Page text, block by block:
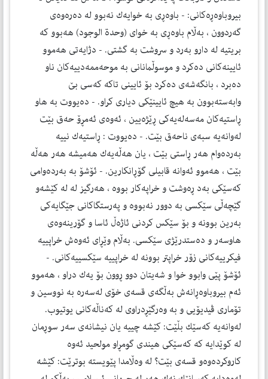
بیروباوه‌ڕه‌كانی: - باوه‌ڕی به‌ خوایه‌ك نه‌بوو له‌ ده‌ره‌وه‌ی
گه‌ردوون ، به‌ڵام باوه‌ڕی به‌ خوای (وحدة الوجود) هه‌بوو كه‌
بریتیه‌ له‌ دارو به‌رد و سروشت به‌ گشتی. - دژایه‌تی هه‌موو
ئایینه‌كانی ده‌كرد و موسوڵمانانی به‌ موحه‌ممه‌دییه‌كان ناو
ده‌برد ، بانگه‌شه‌ی ده‌كرد بۆ ئایینی تاكه‌ كه‌سی بێ
وابه‌سته‌بوون به‌ هیچ ئایینێكی دیاری كراو. - ده‌یووت به‌ هاو
ڕاستیه‌كان مه‌سه‌له‌یه‌كی ڕێژه‌یین ، ئه‌وه‌ی ئه‌مڕۆ حه‌ق بێت
له‌وانه‌یه‌ سبه‌ی ناحه‌ق بێت. - ده‌یووت : ڕاستیه‌ك نییه‌
به‌رده‌وام هه‌ر ڕاستی بێت ، یان هه‌ڵه‌یه‌ك هه‌میشه‌ هه‌ر هه‌ڵه‌
بێت ، هه‌موو ئه‌وانه‌ قابیلی گۆڕانكارین. - ئۆشۆ به‌ به‌رده‌وامی
كه‌سێكی به‌د ڕه‌وشت و خراپه‌كار بووه‌ ، هه‌رگیز له‌ له‌ كێشه‌و
گێچه‌ڵی سێكسی به‌ دوور نه‌بووه‌ و په‌رستگاكانی جێگایه‌كی
به‌رین بوونه‌ و بۆ سێكس كردنی ئاژه‌ڵ ئاسا و گۆرینه‌وه‌ی
هاوسه‌ر و ده‌ستدرێژی سێكسی. به‌ڵام وێڕای ئه‌وه‌ش خراپییه‌
فیكرییه‌كانی زۆر خراپتر بوونه‌ له‌ خراپییه‌ سێكسییه‌كانی. -
ئۆشۆ پێی وابوو خوا و شه‌یتان دوو ڕوون بۆ یه‌ك دراو ، هه‌موو
ئه‌م بیروباوه‌ڕانه‌ش به‌ڵگه‌ی قسه‌ی خۆی له‌سه‌ره‌ به‌ نووسین و
تۆماری ڤیدیۆیی و بە وەرگێڕدراوی لە كەناڵەكانی یوتیوب.
له‌وانه‌یه‌ كه‌سێك بڵێت: كێشه‌ چییه‌ یان نیشانه‌ی سه‌ر سوڕمان
له‌ كوێدایه‌ كه‌ كه‌سێكی هیندی گومڕاو مولحید ئه‌وه‌
كاروكرده‌وه‌و قسه‌ی بێت؟ لە وەڵامدا پێویستە بوترێت: كێشه‌